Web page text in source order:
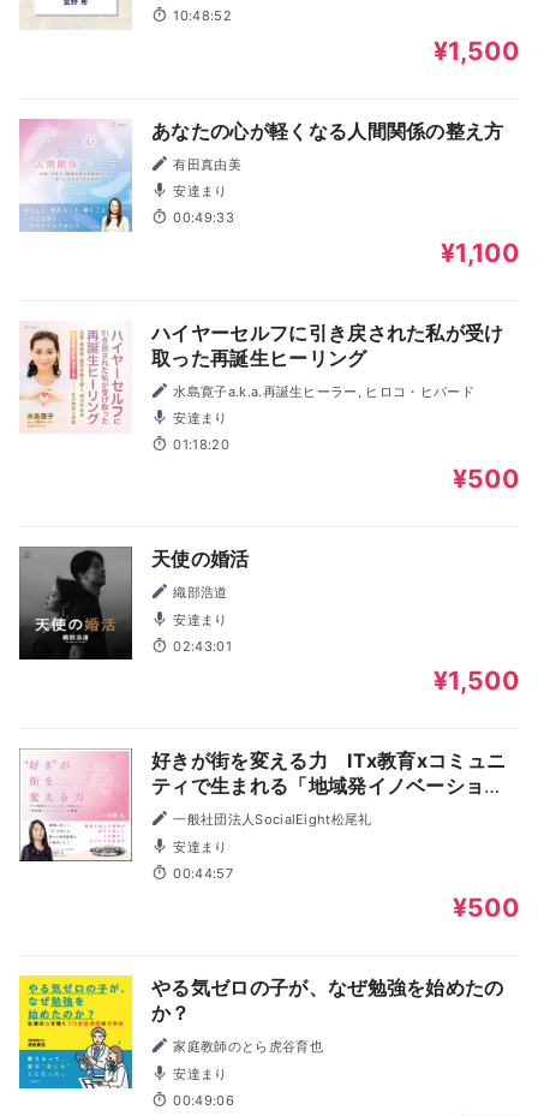
10:48:52
¥1,500
あなたの心が軽くなる人間関係の整え方
有田真由美
安達まり
00:49:33
¥1,100
ハイヤーセルフに引き戻された私が受け
取った再誕生ヒーリング
水島寛子a.k.a.再誕生ヒーラー, ヒロコ・ヒバード
安達まり
01:18:20
¥500
天使の婚活
織部浩道
安達まり
02:43:01
¥1,500
好きが街を変える力 ITx教育xコミュニ
ティで生まれる「地域発イノベーショ
ン」の秘密
一般社団法人SocialEight松尾礼
安達まり
00:44:57
¥500
やる気ゼロの子が、なぜ勉強を始めたの
か？
家庭教師のとら虎谷育也
安達まり
00:49:06